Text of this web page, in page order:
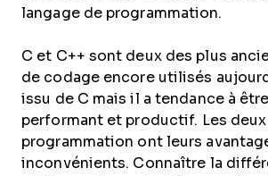
langage de programmation.
C et C++ sont deux des plus
de codage encore utilisés
issu de C mais il a tendance à
performant et productif. Les
programmation ont leurs
inconvénients. Connaître la